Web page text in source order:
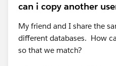
can i copy another
My friend and I share the
different databases. How
so that we match?